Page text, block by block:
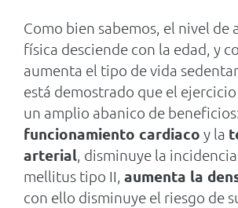
Como bien sabemos, el nivel de
física desciende con la edad, y
aumenta el tipo de vida
está demostrado que el
un amplio abanico de
funcionamiento cardiaco y la
arterial, disminuye la
mellitus tipo II, aumenta la
con ello disminuye el riesgo de